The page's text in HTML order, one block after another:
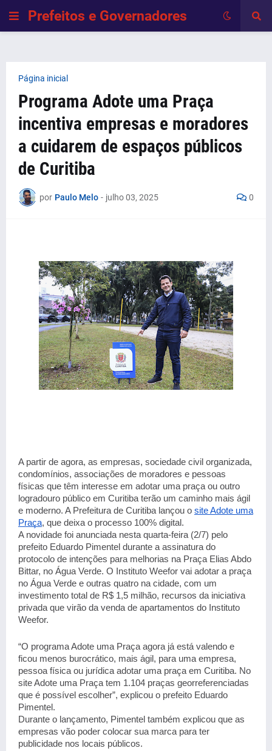
Prefeitos e Governadores
Página inicial
Programa Adote uma Praça
incentiva empresas e moradores
a cuidarem de espaços públicos
de Curitiba
por Paulo Melo - julho 03, 2025 0
A partir de agora, as empresas, sociedade civil organizada,
condomínios, associações de moradores e pessoas
físicas que têm interesse em adotar uma praça ou outro
logradouro público em Curitiba terão um caminho mais ágil
e moderno. A Prefeitura de Curitiba lançou o site Adote uma
Praça, que deixa o processo 100% digital.
A novidade foi anunciada nesta quarta-feira (2/7) pelo
prefeito Eduardo Pimentel durante a assinatura do
protocolo de intenções para melhorias na Praça Elias Abdo
Bittar, no Água Verde. O Instituto Weefor vai adotar a praça
no Água Verde e outras quatro na cidade, com um
investimento total de R$ 1,5 milhão, recursos da iniciativa
privada que virão da venda de apartamentos do Instituto
Weefor.
“O programa Adote uma Praça agora já está valendo e
ficou menos burocrático, mais ágil, para uma empresa,
pessoa física ou jurídica adotar uma praça em Curitiba. No
site Adote uma Praça tem 1.104 praças georreferenciadas
que é possível escolher”, explicou o prefeito Eduardo
Pimentel.
Durante o lançamento, Pimentel também explicou que as
empresas vão poder colocar sua marca para ter
publicidade nos locais públicos.